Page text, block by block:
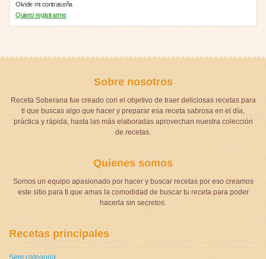
Olvide mi contraseña
Quiero registrarme
Sobre nosotros
Receta Soberana fue creado con el objetivo de traer deliciosas recetas para
ti que buscas algo que hacer y preparar esa receta sabrosa en el día,
práctica y rápida, hasta las más elaboradas aprovechan nuestra colección
de recetas.
Quienes somos
Somos un equipo apasionado por hacer y buscar recetas por eso creamos
este sitio para ti que amas la comodidad de buscar tu receta para poder
hacerla sin secretos.
Recetas principales